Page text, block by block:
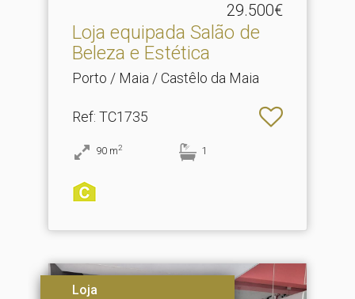
29.500€
Loja equipada Salão de
Beleza e Estética
Porto / Maia / Castêlo da Maia
Ref: TC1735
90 m2 1
Loja